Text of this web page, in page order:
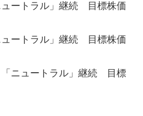
ートラル」継続 目標株価
ートラル」継続 目標株価
ニュートラル」継続 目標